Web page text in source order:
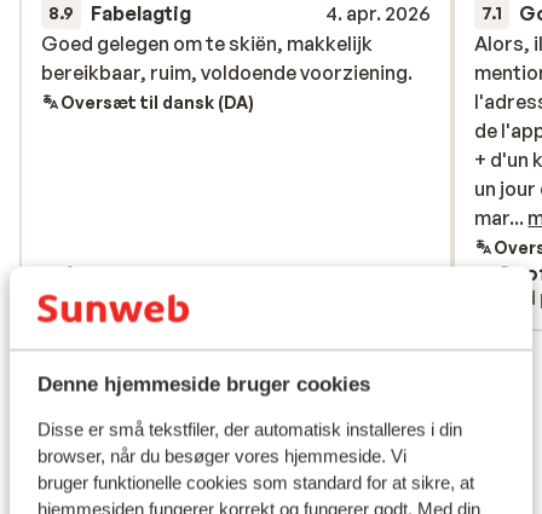
Denne hjemmeside bruger cookies
Disse er små tekstfiler, der automatisk installeres i din
browser, når du besøger vores hjemmeside. Vi
bruger funktionelle cookies som standard for at sikre, at
hjemmesiden fungerer korrekt og fungerer godt. Med din
8.9 Fabelagtig
4. apr. 2026
Goed gelegen om te skiën, makkelijk
bereikbaar, ruim, voldoende voorziening.
Goed gelegen om te skiën, makkelijk
bereikbaar, ruim, voldoende voorziening.
Oversæt til dansk (DA)
Anonym
Med familie
7.1
Alors,
de
+ d'un
un
les
le
pente
Alors,
de
+ d'un
un
mar...
Se alle 4 anmeldelser
Lokation